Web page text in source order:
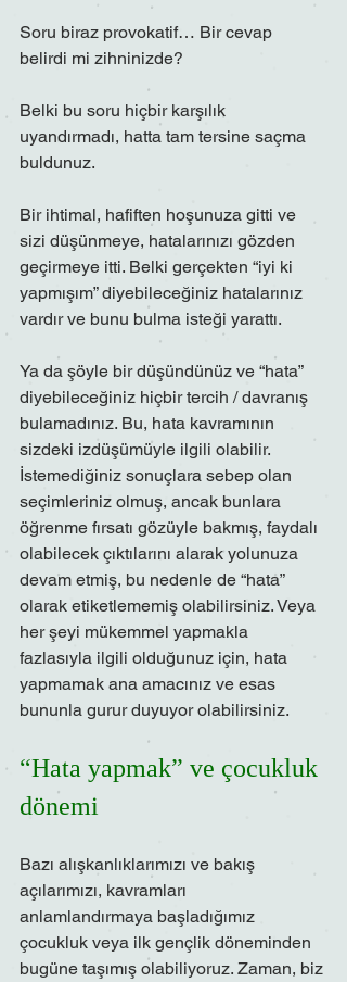
Soru biraz provokatif… Bir cevap
belirdi mi zihninizde?
Belki bu soru hiçbir karşılık
uyandırmadı, hatta tam tersine saçma
buldunuz.
Bir ihtimal, hafiften hoşunuza gitti ve
sizi düşünmeye, hatalarınızı gözden
geçirmeye itti. Belki gerçekten “iyi ki
yapmışım” diyebileceğiniz hatalarınız
vardır ve bunu bulma isteği yarattı.
Ya da şöyle bir düşündünüz ve “hata”
diyebileceğiniz hiçbir tercih / davranış
bulamadınız. Bu, hata kavramının
sizdeki izdüşümüyle ilgili olabilir.
İstemediğiniz sonuçlara sebep olan
seçimleriniz olmuş, ancak bunlara
öğrenme fırsatı gözüyle bakmış, faydalı
olabilecek çıktılarını alarak yolunuza
devam etmiş, bu nedenle de “hata”
olarak etiketlememiş olabilirsiniz. Veya
her şeyi mükemmel yapmakla
fazlasıyla ilgili olduğunuz için, hata
yapmamak ana amacınız ve esas
bununla gurur duyuyor olabilirsiniz.
“Hata yapmak” ve çocukluk
dönemi
Bazı alışkanlıklarımızı ve bakış
açılarımızı, kavramları
anlamlandırmaya başladığımız
çocukluk veya ilk gençlik döneminden
bugüne taşımış olabiliyoruz. Zaman, biz